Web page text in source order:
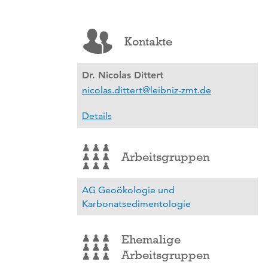
Kontakte
Dr. Nicolas Dittert
nicolas.dittert@leibniz-zmt.de
Details
Arbeitsgruppen
AG Geoökologie und
Karbonatsedimentologie
Ehemalige
Arbeitsgruppen